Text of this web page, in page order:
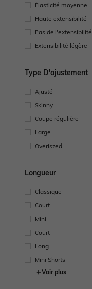
Élasticité moyenne
Haute extensibilité
Pas de l'extensibilité
Extensibilité légère
Type D'ajustement
Ajusté
Skinny
Coupe régulière
Large
Overiszed
Longueur
Classique
Court
Mini
Court
Long
Mini Shorts
Voir plus